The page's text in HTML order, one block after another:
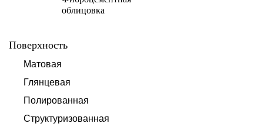
облицовка
Поверхность
Матовая
Глянцевая
Полированная
Структуризованная